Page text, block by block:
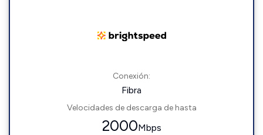
Conexión:
Fibra
Velocidades de descarga de hasta
2000Mbps